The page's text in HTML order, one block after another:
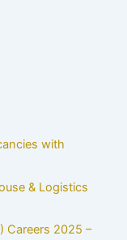
with
& Logistics
Careers 2025 –